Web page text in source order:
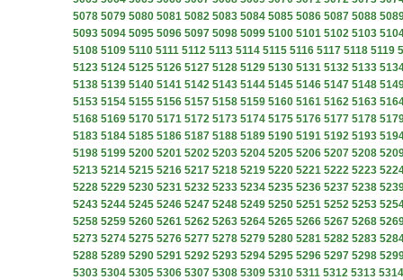
5078 5079 5080 5081 5082 5083 5084 5085 5086 5087 5088
5093 5094 5095 5096 5097 5098 5099 5100 5101 5102 5103
5108 5109 5110 5111 5112 5113 5114 5115 5116 5117 5118 5119
5123 5124 5125 5126 5127 5128 5129 5130 5131 5132 5133
5138 5139 5140 5141 5142 5143 5144 5145 5146 5147 5148
5153 5154 5155 5156 5157 5158 5159 5160 5161 5162 5163
5168 5169 5170 5171 5172 5173 5174 5175 5176 5177 5178
5183 5184 5185 5186 5187 5188 5189 5190 5191 5192 5193
5198 5199 5200 5201 5202 5203 5204 5205 5206 5207 5208
5213 5214 5215 5216 5217 5218 5219 5220 5221 5222 5223
5228 5229 5230 5231 5232 5233 5234 5235 5236 5237 5238
5243 5244 5245 5246 5247 5248 5249 5250 5251 5252 5253
5258 5259 5260 5261 5262 5263 5264 5265 5266 5267 5268
5273 5274 5275 5276 5277 5278 5279 5280 5281 5282 5283
5288 5289 5290 5291 5292 5293 5294 5295 5296 5297 5298
5303 5304 5305 5306 5307 5308 5309 5310 5311 5312 5313 5314